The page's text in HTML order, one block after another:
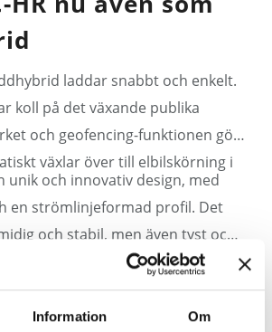
Information Om
laddar snabbt och enkelt.
koll på det växande publika
och geofencing-funktionen gör
växlar över till elbilskörning i
unik och innovativ design, med
en strömlinjeformad profil. Det
och stabil, men även tyst och